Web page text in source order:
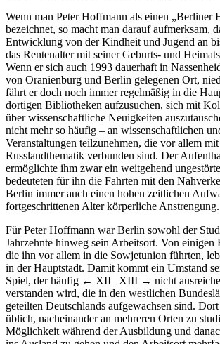
Wenn man Peter Hoffmann als einen „Berliner
bezeichnet, so macht man darauf aufmerksam,
Entwicklung von der Kindheit und Jugend an
das Rentenalter mit seiner Geburts- und
Wenn er sich auch 1993 dauerhaft in
von Oranienburg und Berlin gelegenen Ort,
fährt er doch noch immer regelmäßig in die
dortigen Bibliotheken aufzusuchen, sich mit
über wissenschaftliche Neuigkeiten
nicht mehr so häufig – an wissenschaftlichen
Veranstaltungen teilzunehmen, die vor allem
Russlandthematik verbunden sind. Der
ermöglichte ihm zwar ein weitgehend
bedeuteten für ihn die Fahrten mit den
Berlin immer auch einen hohen zeitlichen
fortgeschrittenen Alter körperliche Anstrengung.
Für Peter Hoffmann war Berlin sowohl der
Jahrzehnte hinweg sein Arbeitsort. Von einigen
die ihn vor allem in die Sowjetunion führten,
in der Hauptstadt. Damit kommt ein Umstand
Spiel, der häufig ← XII | XIII → nicht
verstanden wird, die in den westlichen
geteilten Deutschlands aufgewachsen sind.
üblich, nacheinander an mehreren Orten zu
Möglichkeit während der Ausbildung und